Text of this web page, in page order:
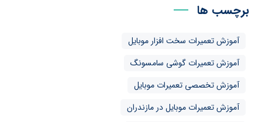
برچسب ها
آموزش تعمیرات سخت افزار موبایل
آموزش تعمیرات گوشی سامسونگ
آموزش تخصصی تعمیرات موبایل
آموزش تعمیرات موبایل در مازندران